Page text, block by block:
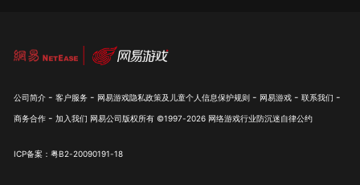
公司简介 - 客户服务 - 网易游戏隐私政策及儿童个人信息保护规则 - 网易游戏 - 联系我们 -
商务合作 - 加入我们 网易公司版权所有 ©1997-2026 网络游戏行业防沉迷自律公约
ICP备案：粤B2-20090191-18